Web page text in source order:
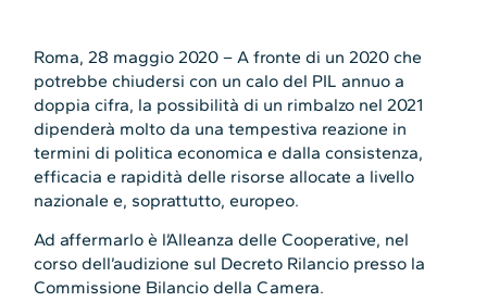
Roma, 28 maggio 2020 – A fronte di un 2020 che
potrebbe chiudersi con un calo del PIL annuo a
doppia cifra, la possibilità di un rimbalzo nel 2021
dipenderà molto da una tempestiva reazione in
termini di politica economica e dalla consistenza,
efficacia e rapidità delle risorse allocate a livello
nazionale e, soprattutto, europeo.
Ad affermarlo è l’Alleanza delle Cooperative, nel
corso dell’audizione sul Decreto Rilancio presso la
Commissione Bilancio della Camera.